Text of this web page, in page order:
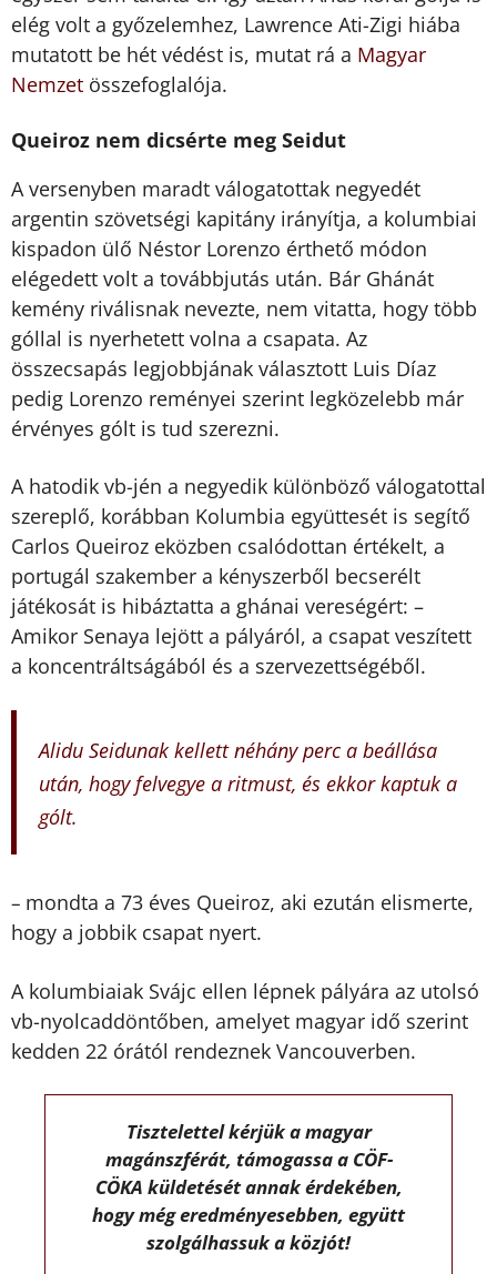
elég volt a győzelemhez, Lawrence Ati-Zigi hiába
mutatott be hét védést is, mutat rá a Magyar
Nemzet összefoglalója.
Queiroz nem dicsérte meg Seidut
A versenyben maradt válogatottak negyedét
argentin szövetségi kapitány irányítja, a kolumbiai
kispadon ülő Néstor Lorenzo érthető módon
elégedett volt a továbbjutás után. Bár Ghánát
kemény riválisnak nevezte, nem vitatta, hogy több
góllal is nyerhetett volna a csapata. Az
összecsapás legjobbjának választott Luis Díaz
pedig Lorenzo reményei szerint legközelebb már
érvényes gólt is tud szerezni.
A hatodik vb-jén a negyedik különböző válogatottal
szereplő, korábban Kolumbia együttesét is segítő
Carlos Queiroz eközben csalódottan értékelt, a
portugál szakember a kényszerből becserélt
játékosát is hibáztatta a ghánai vereségért: –
Amikor Senaya lejött a pályáról, a csapat veszített
a koncentráltságából és a szervezettségéből.
Alidu Seidunak kellett néhány perc a beállása
után, hogy felvegye a ritmust, és ekkor kaptuk a
gólt.
– mondta a 73 éves Queiroz, aki ezután elismerte,
hogy a jobbik csapat nyert.
A kolumbiaiak Svájc ellen lépnek pályára az utolsó
vb-nyolcaddöntőben, amelyet magyar idő szerint
kedden 22 órától rendeznek Vancouverben.
Tisztelettel kérjük a magyar
magánszférát, támogassa a CÖF-
CÖKA küldetését annak érdekében,
hogy még eredményesebben, együtt
szolgálhassuk a közjót!